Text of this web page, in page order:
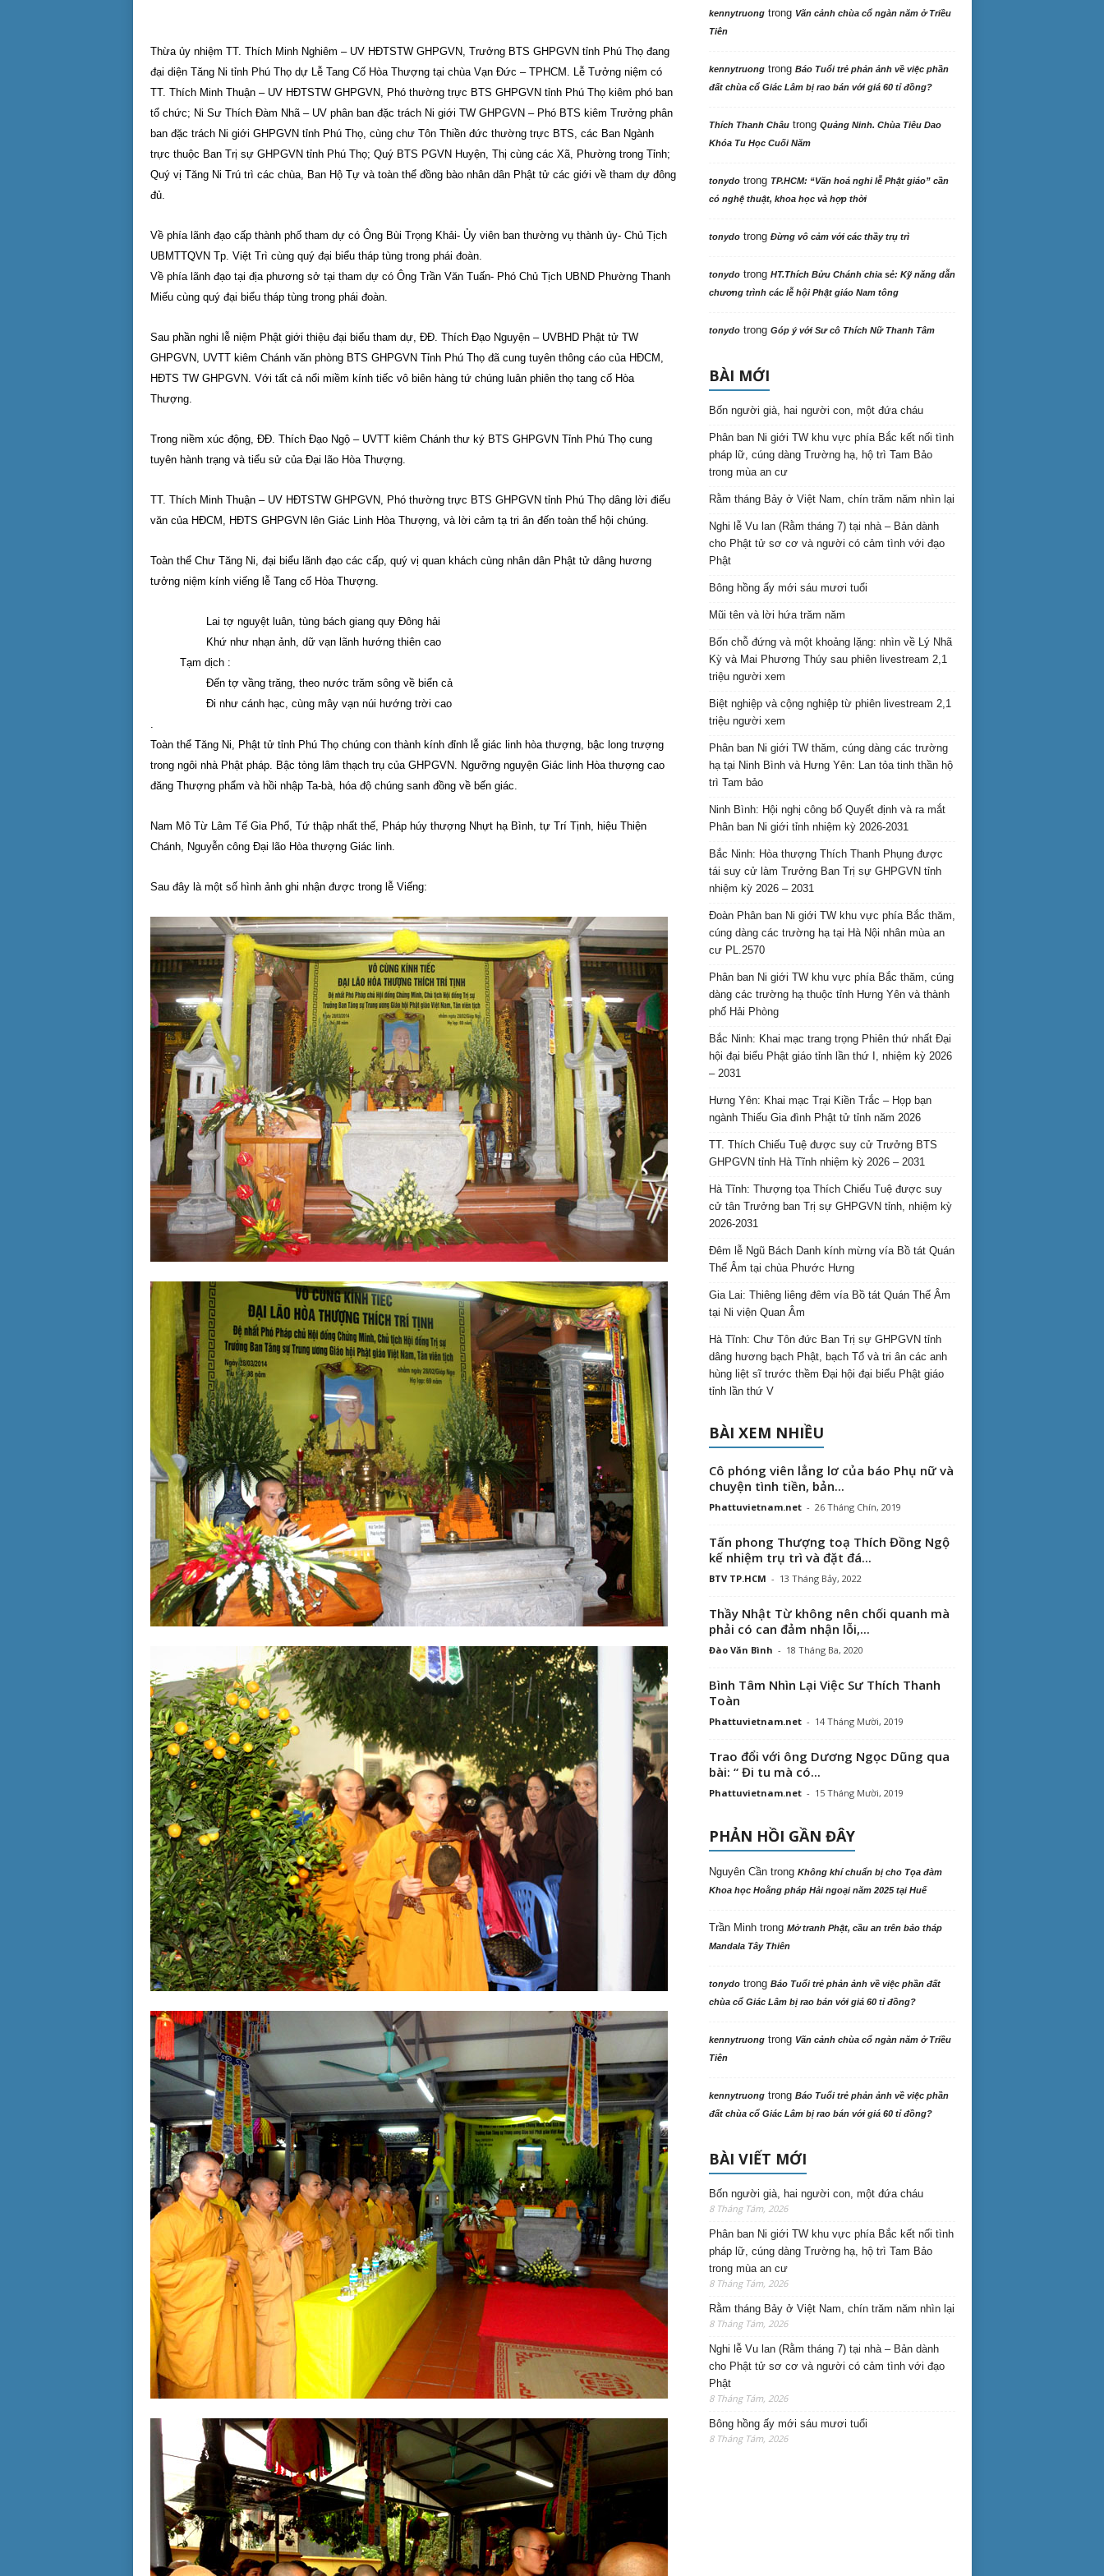
Thừa ủy nhiệm TT. Thích Minh Nghiêm – UV HĐTSTW GHPGVN, Trưởng BTS GHPGVN tỉnh Phú Thọ đang
đại diện Tăng Ni tỉnh Phú Thọ dự Lễ Tang Cố Hòa Thượng tại chùa Vạn Đức – TPHCM. Lễ Tưởng niệm có
TT. Thích Minh Thuận – UV HĐTSTW GHPGVN, Phó thường trực BTS GHPGVN tỉnh Phú Thọ kiêm phó ban
tổ chức; Ni Sư Thích Đàm Nhã – UV phân ban đặc trách Ni giới TW GHPGVN – Phó BTS kiêm Trưởng phân
ban đặc trách Ni giới GHPGVN tỉnh Phú Thọ, cùng chư Tôn Thiền đức thường trực BTS, các Ban Ngành
trực thuộc Ban Trị sự GHPGVN tỉnh Phú Thọ; Quý BTS PGVN Huyện, Thị cùng các Xã, Phường trong Tỉnh;
Quý vị Tăng Ni Trú trì các chùa, Ban Hộ Tự và toàn thể đồng bào nhân dân Phật tử các giới về tham dự đông
đủ.
Về phía lãnh đạo cấp thành phố tham dự có Ông Bùi Trọng Khải- Ủy viên ban thường vụ thành ủy- Chủ Tịch
UBMTTQVN Tp. Việt Trì cùng quý đại biểu tháp tùng trong phái đoàn.
Về phía lãnh đạo tại địa phương sở tại tham dự có Ông Trần Văn Tuấn- Phó Chủ Tịch UBND Phường Thanh
Miếu cùng quý đại biểu tháp tùng trong phái đoàn.
Sau phần nghi lễ niệm Phật giới thiệu đại biểu tham dự, ĐĐ. Thích Đạo Nguyện – UVBHD Phật tử TW
GHPGVN, UVTT kiêm Chánh văn phòng BTS GHPGVN Tỉnh Phú Thọ đã cung tuyên thông cáo của HĐCM,
HĐTS TW GHPGVN. Với tất cả nổi miềm kính tiếc vô biên hàng tứ chúng luân phiên thọ tang cố Hòa
Thượng.
Trong niềm xúc động, ĐĐ. Thích Đạo Ngộ – UVTT kiêm Chánh thư ký BTS GHPGVN Tỉnh Phú Thọ cung
tuyên hành trạng và tiểu sử của Đại lão Hòa Thượng.
TT. Thích Minh Thuận – UV HĐTSTW GHPGVN, Phó thường trực BTS GHPGVN tỉnh Phú Thọ dâng lời điếu
văn của HĐCM, HĐTS GHPGVN lên Giác Linh Hòa Thượng, và lời cảm tạ tri ân đến toàn thể hội chúng.
Toàn thể Chư Tăng Ni, đại biểu lãnh đạo các cấp, quý vị quan khách cùng nhân dân Phật tử dâng hương
tưởng niệm kính viếng lễ Tang cố Hòa Thượng.
Lai tợ nguyệt luân, tùng bách giang quy Đông hải
Khứ như nhạn ảnh, dữ vạn lãnh hướng thiên cao
Tạm dịch :
Đến tợ vầng trăng, theo nước trăm sông về biển cả
Đi như cánh hạc, cùng mây vạn núi hướng trời cao
.
Toàn thể Tăng Ni, Phật tử tỉnh Phú Thọ chúng con thành kính đỉnh lễ giác linh hòa thượng, bậc long trượng
trong ngôi nhà Phật pháp. Bậc tòng lâm thạch trụ của GHPGVN. Ngưỡng nguyện Giác linh Hòa thượng cao
đăng Thượng phẩm và hồi nhập Ta-bà, hóa độ chúng sanh đồng về bến giác.
Nam Mô Từ Lâm Tế Gia Phổ, Tứ thập nhất thế, Pháp húy thượng Nhựt hạ Bình, tự Trí Tịnh, hiệu Thiện
Chánh, Nguyễn công Đại lão Hòa thượng Giác linh.
Sau đây là một số hình ảnh ghi nhận được trong lễ Viếng:
kennytruongtrong Vãn cảnh chùa cổ ngàn năm ở Triều
Tiên
kennytruongtrong Báo Tuổi trẻ phản ảnh về việc phần
đất chùa cổ Giác Lâm bị rao bán với giá 60 tỉ đồng?
Thích Thanh Châutrong Quảng Ninh. Chùa Tiêu Dao
Khóa Tu Học Cuối Năm
tonydotrong TP.HCM: “Văn hoá nghi lễ Phật giáo” cần
có nghệ thuật, khoa học và hợp thời
tonydotrong Đừng vô cảm với các thầy trụ trì
tonydotrong HT.Thích Bửu Chánh chia sẻ: Kỹ năng dẫn
chương trình các lễ hội Phật giáo Nam tông
tonydotrong Góp ý với Sư cô Thích Nữ Thanh Tâm
BÀI MỚI
Bốn người già, hai người con, một đứa cháu
Phân ban Ni giới TW khu vực phía Bắc kết nối tình
pháp lữ, cúng dàng Trường hạ, hộ trì Tam Bảo
trong mùa an cư
Rằm tháng Bảy ở Việt Nam, chín trăm năm nhìn lại
Nghi lễ Vu lan (Rằm tháng 7) tại nhà – Bản dành
cho Phật tử sơ cơ và người có cảm tình với đạo
Phật
Bông hồng ấy mới sáu mươi tuổi
Mũi tên và lời hứa trăm năm
Bốn chỗ đứng và một khoảng lặng: nhìn về Lý Nhã
Kỳ và Mai Phương Thúy sau phiên livestream 2,1
triệu người xem
Biệt nghiệp và cộng nghiệp từ phiên livestream 2,1
triệu người xem
Phân ban Ni giới TW thăm, cúng dàng các trường
hạ tại Ninh Bình và Hưng Yên: Lan tỏa tinh thần hộ
trì Tam bảo
Ninh Bình: Hội nghị công bố Quyết định và ra mắt
Phân ban Ni giới tỉnh nhiệm kỳ 2026-2031
Bắc Ninh: Hòa thượng Thích Thanh Phụng được
tái suy cử làm Trưởng Ban Trị sự GHPGVN tỉnh
nhiệm kỳ 2026 – 2031
Đoàn Phân ban Ni giới TW khu vực phía Bắc thăm,
cúng dàng các trường hạ tại Hà Nội nhân mùa an
cư PL.2570
Phân ban Ni giới TW khu vực phía Bắc thăm, cúng
dàng các trường hạ thuộc tỉnh Hưng Yên và thành
phố Hải Phòng
Bắc Ninh: Khai mạc trang trọng Phiên thứ nhất Đại
hội đại biểu Phật giáo tỉnh lần thứ I, nhiệm kỳ 2026
– 2031
Hưng Yên: Khai mạc Trại Kiền Trắc – Họp bạn
ngành Thiếu Gia đình Phật tử tỉnh năm 2026
TT. Thích Chiếu Tuệ được suy cử Trưởng BTS
GHPGVN tỉnh Hà Tĩnh nhiệm kỳ 2026 – 2031
Hà Tĩnh: Thượng tọa Thích Chiếu Tuệ được suy
cử tân Trưởng ban Trị sự GHPGVN tỉnh, nhiệm kỳ
2026-2031
Đêm lễ Ngũ Bách Danh kính mừng vía Bồ tát Quán
Thế Âm tại chùa Phước Hưng
Gia Lai: Thiêng liêng đêm vía Bồ tát Quán Thế Âm
tại Ni viện Quan Âm
Hà Tĩnh: Chư Tôn đức Ban Trị sự GHPGVN tỉnh
dâng hương bạch Phật, bạch Tổ và tri ân các anh
hùng liệt sĩ trước thềm Đại hội đại biểu Phật giáo
tỉnh lần thứ V
BÀI XEM NHIỀU
Cô phóng viên lẳng lơ của báo Phụ nữ và
chuyện tình tiền, bản...
Phattuvietnam.net - 26 Tháng Chín, 2019
Tấn phong Thượng toạ Thích Đồng Ngộ
kế nhiệm trụ trì và đặt đá...
BTV TP.HCM - 13 Tháng Bảy, 2022
Thầy Nhật Từ không nên chối quanh mà
phải có can đảm nhận lỗi,...
Đào Văn Bình - 18 Tháng Ba, 2020
Bình Tâm Nhìn Lại Việc Sư Thích Thanh
Toàn
Phattuvietnam.net - 14 Tháng Mười, 2019
Trao đổi với ông Dương Ngọc Dũng qua
bài: “ Đi tu mà có...
Phattuvietnam.net - 15 Tháng Mười, 2019
PHẢN HỒI GẦN ĐÂY
Nguyên Cầntrong Không khí chuẩn bị cho Tọa đàm
Khoa học Hoằng pháp Hải ngoại năm 2025 tại Huế
Trần Minhtrong Mở tranh Phật, cầu an trên bảo tháp
Mandala Tây Thiên
tonydotrong Báo Tuổi trẻ phản ảnh về việc phần đất
chùa cổ Giác Lâm bị rao bán với giá 60 tỉ đồng?
kennytruongtrong Vãn cảnh chùa cổ ngàn năm ở Triều
Tiên
kennytruongtrong Báo Tuổi trẻ phản ảnh về việc phần
đất chùa cổ Giác Lâm bị rao bán với giá 60 tỉ đồng?
BÀI VIẾT MỚI
Bốn người già, hai người con, một đứa cháu
8 Tháng Tám, 2026
Phân ban Ni giới TW khu vực phía Bắc kết nối tình
pháp lữ, cúng dàng Trường hạ, hộ trì Tam Bảo
trong mùa an cư
8 Tháng Tám, 2026
Rằm tháng Bảy ở Việt Nam, chín trăm năm nhìn lại
8 Tháng Tám, 2026
Nghi lễ Vu lan (Rằm tháng 7) tại nhà – Bản dành
cho Phật tử sơ cơ và người có cảm tình với đạo
Phật
8 Tháng Tám, 2026
Bông hồng ấy mới sáu mươi tuổi
8 Tháng Tám, 2026